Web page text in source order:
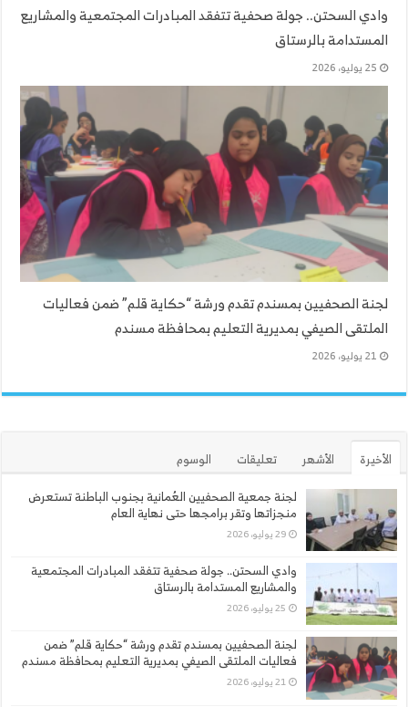
وادي السحتن.. جولة صحفية تتفقد المبادرات المجتمعية والمشاريع
المستدامة بالرستاق
25 يوليو، 2026
لجنة الصحفيين بمسندم تقدم ورشة “حكاية قلم” ضمن فعاليات
الملتقى الصيفي بمديرية التعليم بمحافظة مسندم
21 يوليو، 2026
الأخيرة الأشهر تعليقات
الوسوم
لجنة جمعية الصحفيين العُمانية بجنوب الباطنة تستعرض
منجزاتها وتقر برامجها حتى نهاية العام
29 يوليو، 2026
وادي السحتن.. جولة صحفية تتفقد المبادرات المجتمعية
والمشاريع المستدامة بالرستاق
25 يوليو، 2026
لجنة الصحفيين بمسندم تقدم ورشة “حكاية قلم” ضمن
فعاليات الملتقى الصيفي بمديرية التعليم بمحافظة مسندم
21 يوليو، 2026